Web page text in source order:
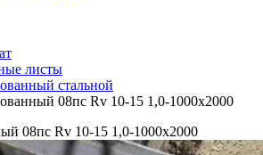
листы
стальной
08пс Rv 10-15 1,0-1000х2000
08пс Rv 10-15 1,0-1000х2000